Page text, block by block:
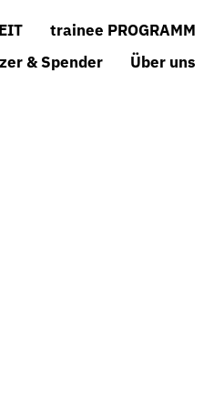
trainee PROGRAMM
& Spender Über uns